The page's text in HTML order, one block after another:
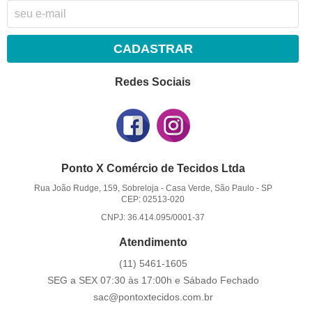
CADASTRAR
Redes Sociais
Ponto X Comércio de Tecidos Ltda
Rua João Rudge, 159, Sobreloja- Casa Verde, São Paulo - SP
CEP: 02513-020
CNPJ: 36.414.095/0001-37
Atendimento
(11) 5461-1605
SEG a SEX 07:30 às 17:00h e Sábado Fechado
sac@pontoxtecidos.com.br